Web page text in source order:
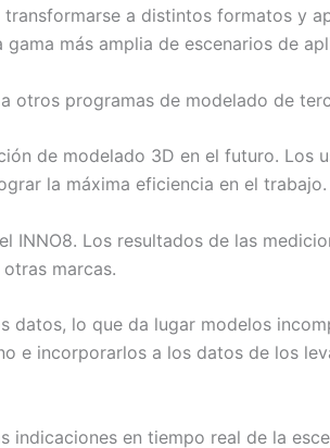
a distintos formatos y
más amplia de escenarios de
otros programas de modelado de
de modelado 3D en el futuro. Los
la máxima eficiencia en el trabajo.
Los resultados de las
marcas.
datos, lo que da lugar modelos
e incorporarlos a los datos de los
indicaciones en tiempo real de la